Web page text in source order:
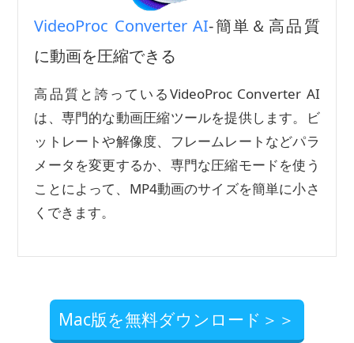
VideoProc Converter AI-簡単＆高品質
に動画を圧縮できる
高品質と誇っているVideoProc Converter AI
は、専門的な動画圧縮ツールを提供します。ビ
ットレートや解像度、フレームレートなどパラ
メータを変更するか、専門な圧縮モードを使う
ことによって、MP4動画のサイズを簡単に小さ
くできます。
Mac版を無料ダウンロード＞＞